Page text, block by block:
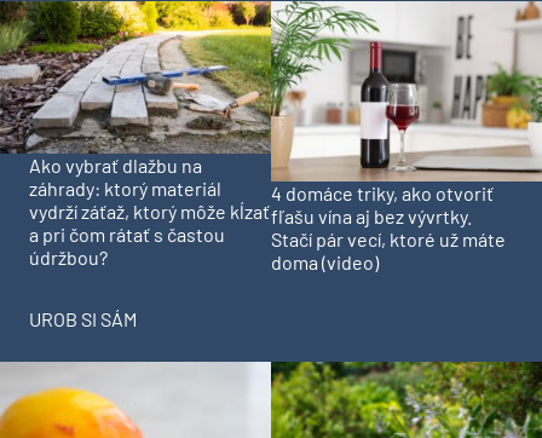
Ako vybrať dlažbu na
záhrady: ktorý materiál
vydrží záťaž, ktorý môže kĺzať
a pri čom rátať s častou
údržbou?
4 domáce triky, ako otvoriť
fľašu vína aj bez vývrtky.
Stačí pár vecí, ktoré už máte
doma (video)
UROB SI SÁM